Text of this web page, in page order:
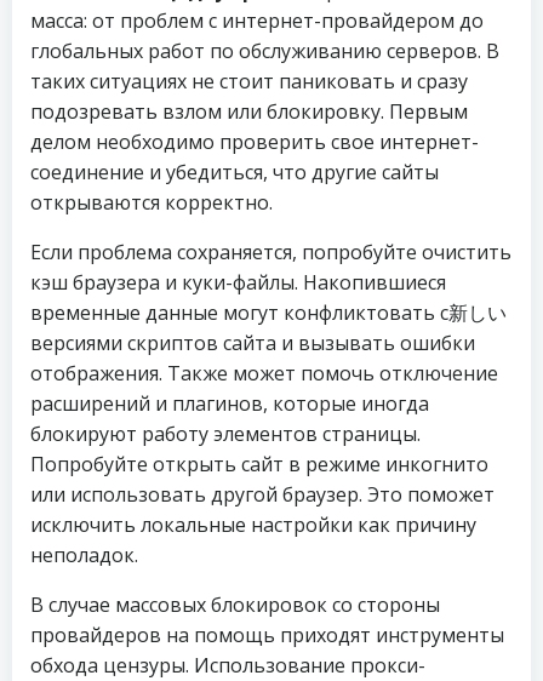
масса: от проблем с интернет-провайдером до
глобальных работ по обслуживанию серверов. В
таких ситуациях не стоит паниковать и сразу
подозревать взлом или блокировку. Первым
делом необходимо проверить свое интернет-
соединение и убедиться, что другие сайты
открываются корректно.
Если проблема сохраняется, попробуйте очистить
кэш браузера и куки-файлы. Накопившиеся
временные данные могут конфликтовать с新しい
версиями скриптов сайта и вызывать ошибки
отображения. Также может помочь отключение
расширений и плагинов, которые иногда
блокируют работу элементов страницы.
Попробуйте открыть сайт в режиме инкогнито
или использовать другой браузер. Это поможет
исключить локальные настройки как причину
неполадок.
В случае массовых блокировок со стороны
провайдеров на помощь приходят инструменты
обхода цензуры. Использование прокси-